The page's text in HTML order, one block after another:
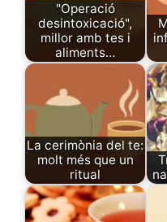
"Operació
desintoxicació",
millor amb tes i
aliments…
La cerimònia del te:
molt més que un
ritual